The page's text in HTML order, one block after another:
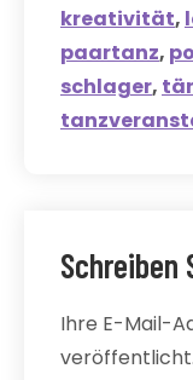
kreativität,
paartanz,
schlager,
Schreiben
Ihre E-Mail-
veröffentlicht.